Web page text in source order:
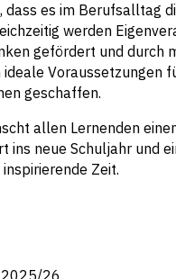
dass es im Berufsalltag
werden
gefördert und durch
ideale Voraussetzungen
geschaffen.
allen Lernenden
ins neue Schuljahr und
Zeit.